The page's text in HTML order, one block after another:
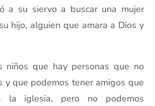
a su siervo a buscar una mujer
hijo, alguien que amara a Dios y
niños que hay personas que no
y que podemos tener amigos que
la iglesia, pero no podemos